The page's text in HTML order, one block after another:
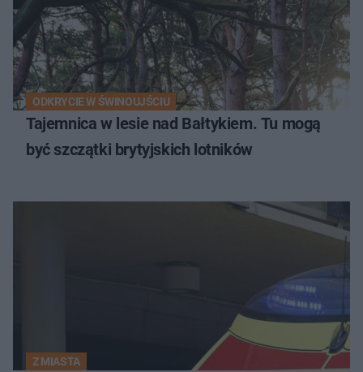
ODKRYCIE W ŚWINOUJŚCIU
Tajemnica w lesie nad Bałtykiem. Tu mogą
być szczątki brytyjskich lotników
Z MIASTA